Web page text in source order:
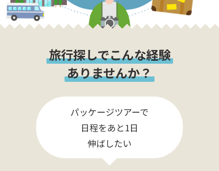
旅行探しでこんな経験
ありませんか？
パッケージツアーで
日程をあと1日
伸ばしたい